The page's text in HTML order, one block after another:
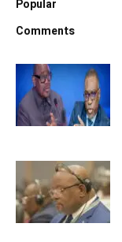
Popular
Comments